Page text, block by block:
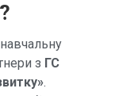
з ГС
.